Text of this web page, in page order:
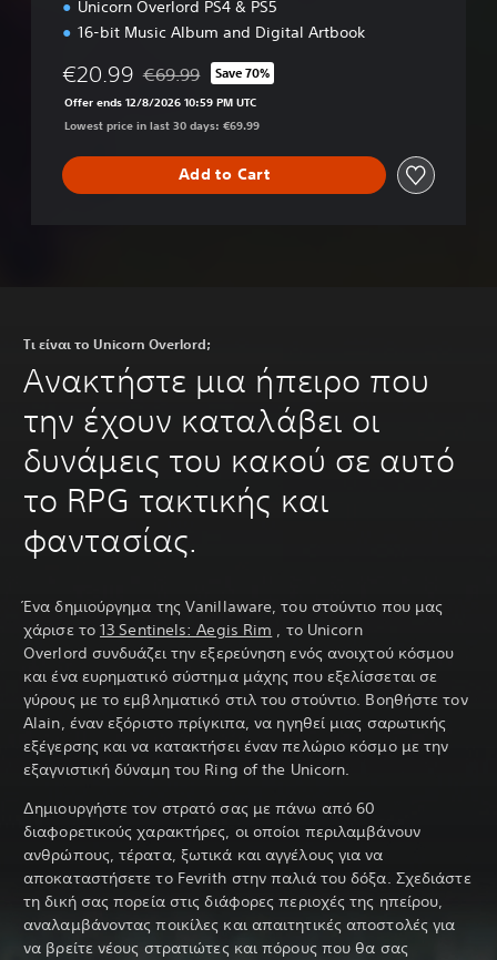
Unicorn Overlord PS4 & PS5
16-bit Music Album and Digital Artbook
€20.99 Discounted from original price of €69.99
€69.99 Save 70%
Offer ends 12/8/2026 10:59 PM UTC
Lowest price in last 30 days: €69.99
Add to Cart
Τι είναι το Unicorn Overlord;
Ανακτήστε μια ήπειρο που
την έχουν καταλάβει οι
δυνάμεις του κακού σε αυτό
το RPG τακτικής και
φαντασίας.
Ένα δημιούργημα της Vanillaware, του στούντιο που μας
χάρισε το 13 Sentinels: Aegis Rim , το Unicorn
Overlord συνδυάζει την εξερεύνηση ενός ανοιχτού κόσμου
και ένα ευρηματικό σύστημα μάχης που εξελίσσεται σε
γύρους με το εμβληματικό στιλ του στούντιο. Βοηθήστε τον
Alain, έναν εξόριστο πρίγκιπα, να ηγηθεί μιας σαρωτικής
εξέγερσης και να κατακτήσει έναν πελώριο κόσμο με την
εξαγνιστική δύναμη του Ring of the Unicorn.
Δημιουργήστε τον στρατό σας με πάνω από 60
διαφορετικούς χαρακτήρες, οι οποίοι περιλαμβάνουν
ανθρώπους, τέρατα, ξωτικά και αγγέλους για να
αποκαταστήσετε το Fevrith στην παλιά του δόξα. Σχεδιάστε
τη δική σας πορεία στις διάφορες περιοχές της ηπείρου,
αναλαμβάνοντας ποικίλες και απαιτητικές αποστολές για
να βρείτε νέους στρατιώτες και πόρους που θα σας